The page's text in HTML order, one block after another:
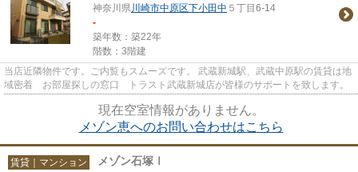
神奈川県川崎市中原区下小田中 ５丁目6-14
-
築年数：築22年
階数：3階建
当店近隣物件です。ご内覧もスムーズです。 武蔵新城駅、武蔵中原駅の賃貸は地
域密着 お部屋探しの窓口 トラスト武蔵新城店が皆様のサポートを致します。
現在空室情報がありません。
メゾン恵へのお問い合わせはこちら
賃貸｜マンション メゾン石塚Ⅰ